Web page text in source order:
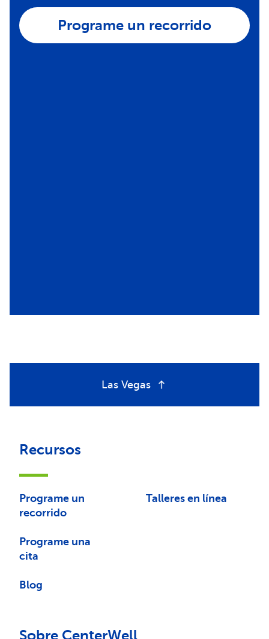
Programe un recorrido
Las Vegas
Recursos
Programe un
recorrido
Programe una
cita
Blog
Talleres en línea
Sobre CenterWell